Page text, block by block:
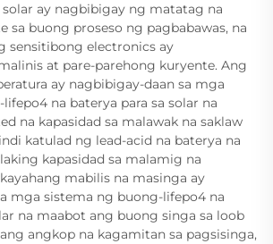
solar ay nagbibigay ng matatag na
sa buong proseso ng pagbabawas, na
sensitibong electronics ay
at pare-parehong kuryente. Ang
ay nagbibigay-daan sa mga
na baterya para sa solar na
na kapasidad sa malawak na saklaw
katulad ng lead-acid na baterya na
kapasidad sa malamig na
mabilis na masinga ay
mga sistema ng buong-lifepo4 na
na maabot ang buong singa sa loob
angkop na kagamitan sa pagsisinga,